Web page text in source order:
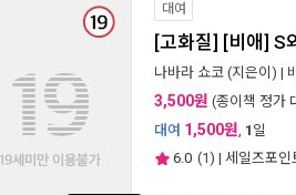
대여
[고화질] [비애] S
나바라 쇼코 (지은이) |
3,500원 (종이책 정가
대여 1,500원, 1 일
6.0 (1) | 세일즈포인